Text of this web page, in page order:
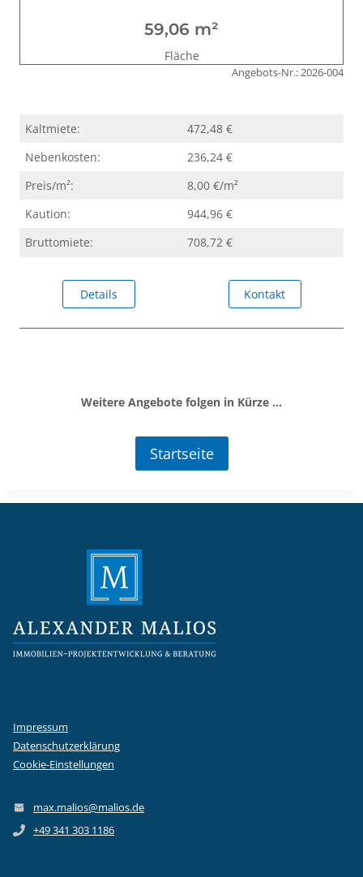
59,06 m²
Fläche
Angebots-Nr.: 2026-004
Kaltmiete:
472,48 €
Nebenkosten:
236,24 €
Preis/m²:
8,00 €/m²
Kaution:
944,96 €
Bruttomiete:
708,72 €
Details Kontakt
Weitere Angebote folgen in Kürze …
Startseite
Impressum
Datenschutzerklärung
Cookie-Einstellungen
max.malios@malios.de
+49 341 303 1186